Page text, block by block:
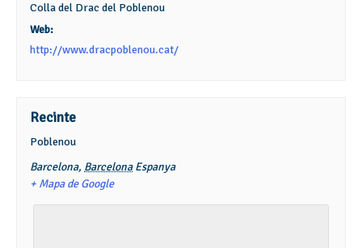
Colla del Drac del Poblenou
Web:
http://www.dracpoblenou.cat/
Recinte
Poblenou
Barcelona, Barcelona Espanya
+ Mapa de Google